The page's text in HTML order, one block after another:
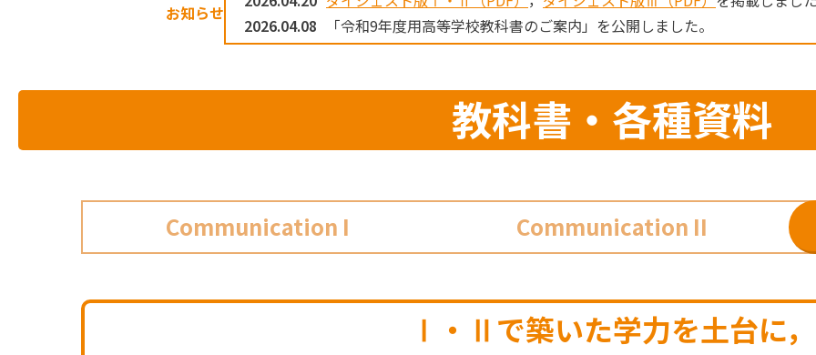
お知らせ
2026.04.08
「令和9年度用高等学校教科書のご案内」を公開しました。
教科書・各種資料
Communication I Communication II
Ⅰ・Ⅱで築いた学力を土台に，